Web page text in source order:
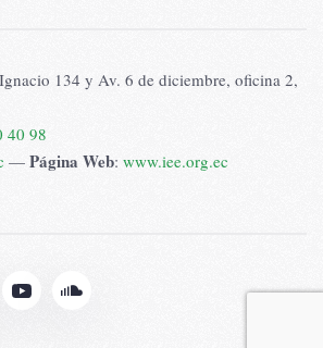
134 y Av. 6 de diciembre, oficina 2,
40 98
— Página Web: www.iee.org.ec